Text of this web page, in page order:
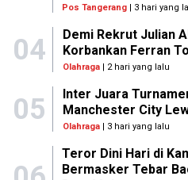
Pos Tangerang | 3 hari yang
04
Demi Rekrut Julian
Korbankan Ferran
Olahraga| 2 hari yang lalu
05
Inter Juara
Manchester City
Olahraga| 3 hari yang lalu
Teror Dini Hari di
Bermasker Tebar